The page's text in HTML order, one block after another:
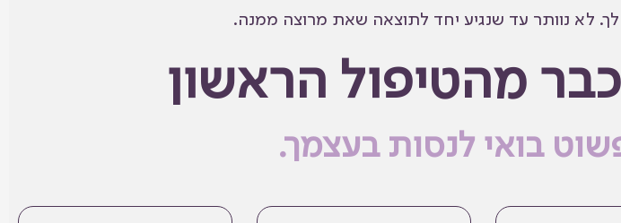
לך. לא נוותר עד שנגיע יחד לתוצאה שאת מרוצה ממנה.
מהטיפול הראשון
בואי לנסות בעצמך.